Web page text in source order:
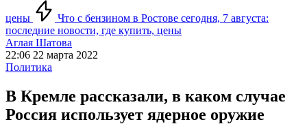
цены
Что с бензином в Ростове сегодня, 7 августа:
последние новости, где купить, цены
Аглая Шатова
22:06 22 марта 2022
Политика
В Кремле рассказали, в каком случае
Россия использует ядерное оружие